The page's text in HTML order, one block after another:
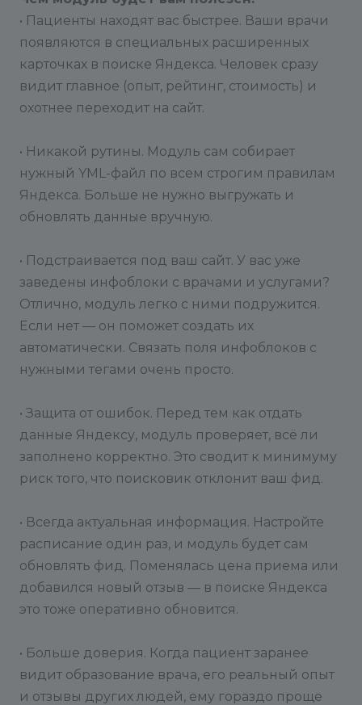
свойство из вашего инфоблока.
Обязательные поля отмечены звездочкой. Их
необходимо заполнить в первую очередь.
Шаг 3:Общие настройки
информацию о вашей организации:
•Название организации
•Юридическое название организации
•Сайт организации
•Логотип
После завершения всех настроек у вас есть два
способа сгенерировать фид:
1) Ручная генерация: Нажмите на кнопку
«Сгенерировать YML». Модуль создаст файл
yf_doctors.yml в корне вашего сайта. Рядом с
кнопкой появится ссылка на этот файл. Этот
2) Автоматическая генерация: Для регулярного
обновления данных настройте агент. Укажите
время первого запуска и интервал (в секундах),
с которым фид будет обновляться. Например,
86400. Нажмите «Сохранить», и агент будет
автоматически пересоздавать YML-файл по
заданному расписанию.
• Пациенты находят вас быстрее. Ваши врачи
появляются в специальных расширенных
карточках в поиске Яндекса. Человек сразу
видит главное (опыт, рейтинг, стоимость) и
охотнее переходит на сайт.
• Никакой рутины. Модуль сам собирает
нужный YML-файл по всем строгим правилам
Яндекса. Больше не нужно выгружать и
обновлять данные вручную.
• Подстраивается под ваш сайт. У вас уже
заведены инфоблоки с врачами и услугами?
Отлично, модуль легко с ними подружится.
Если нет — он поможет создать их
автоматически. Связать поля инфоблоков с
нужными тегами очень просто.
• Защита от ошибок. Перед тем как отдать
данные Яндексу, модуль проверяет, всё ли
заполнено корректно. Это сводит к минимуму
риск того, что поисковик отклонит ваш фид.
• Всегда актуальная информация. Настройте
расписание один раз, и модуль будет сам
обновлять фид. Поменялась цена приема или
добавился новый отзыв — в поиске Яндекса
это тоже оперативно обновится.
• Больше доверия. Когда пациент заранее
видит образование врача, его реальный опыт
и отзывы других людей, ему гораздо проще